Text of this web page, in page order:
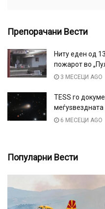
Препорачани Вести
Ниту еден од
пожарот во
3 МЕСЕЦИ AGO
TESS го
6 МЕСЕЦИ AGO
Популарни Вести